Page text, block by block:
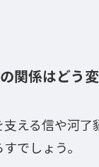
関係はどう
える信や河了
でしょう。